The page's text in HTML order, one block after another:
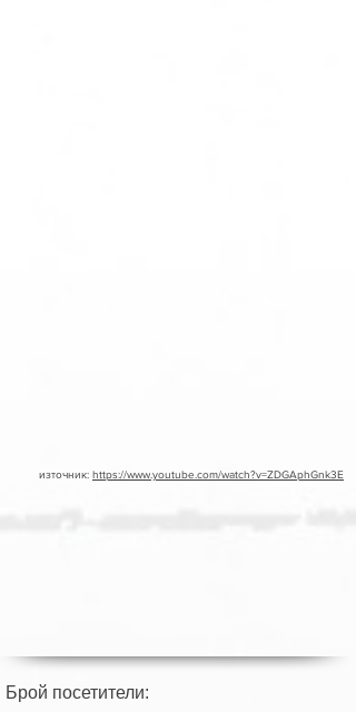
източник: https://www.youtube.com/watch?v=ZDGAphGnk3E
Брой посетители: